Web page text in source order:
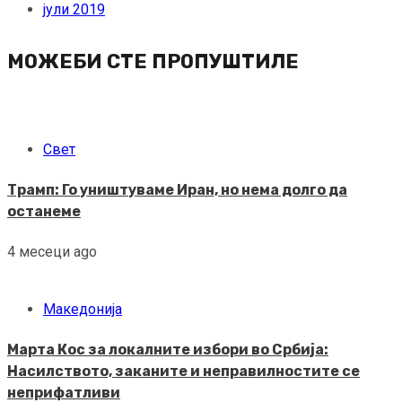
јули 2019
МОЖЕБИ СТЕ ПРОПУШТИЛЕ
Свет
Трамп: Го уништуваме Иран, но нема долго да
останеме
4 месеци ago
Македонија
Марта Кос за локалните избори во Србија:
Насилството, заканите и неправилностите се
неприфатливи